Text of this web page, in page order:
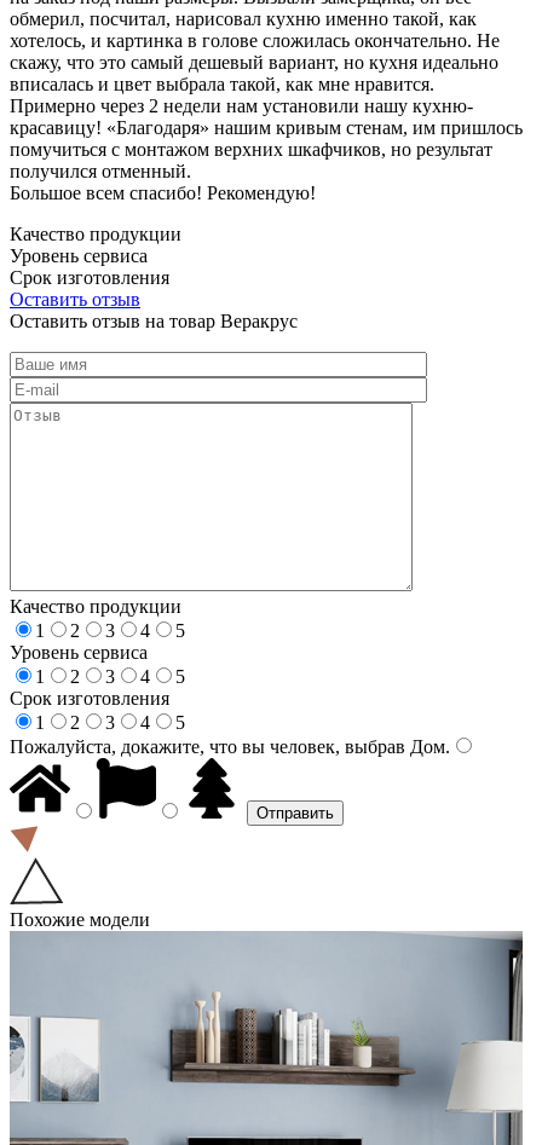
обмерил, посчитал, нарисовал кухню именно такой, как
хотелось, и картинка в голове сложилась окончательно. Не
скажу, что это самый дешевый вариант, но кухня идеально
вписалась и цвет выбрала такой, как мне нравится.
Примерно через 2 недели нам установили нашу кухню-
красавицу! «Благодаря» нашим кривым стенам, им пришлось
помучиться с монтажом верхних шкафчиков, но результат
получился отменный.
Большое всем спасибо! Рекомендую!
Качество продукции
Уровень сервиса
Срок изготовления
Оставить отзыв
Оставить отзыв на товар Веракрус
Качество продукции
1
2 3 4
5
Уровень сервиса
1
2 3 4
5
Срок изготовления
1
2 3 4
5
Пожалуйста, докажите, что вы человек, выбрав Дом.
Похожие модели